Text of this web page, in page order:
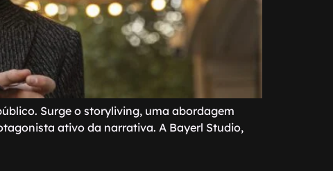
Surge o storyliving, uma abordagem
ativo da narrativa. A Bayerl Studio,